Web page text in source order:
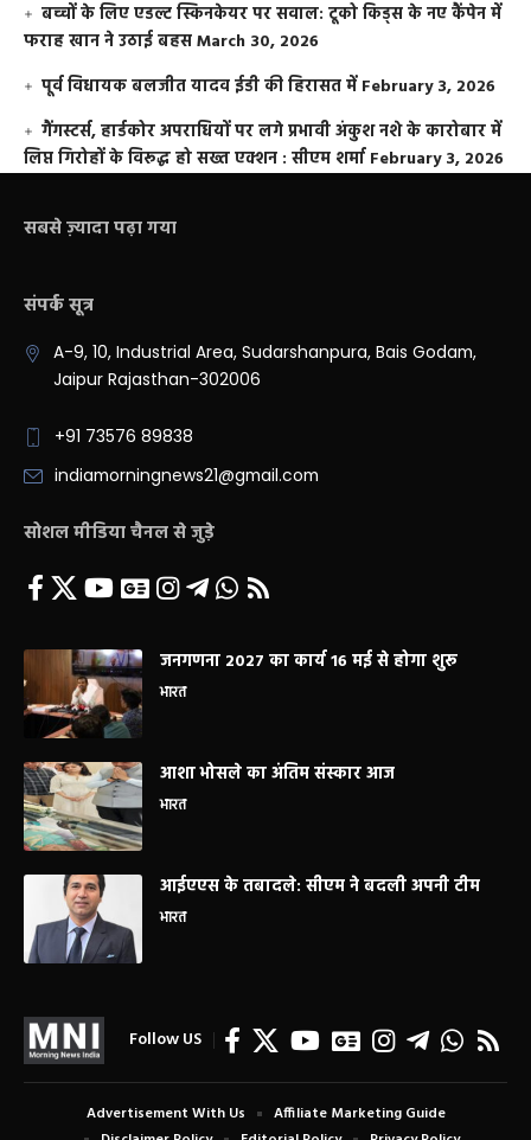
बच्चों के लिए एडल्ट स्किनकेयर पर सवाल: टूको किड्स के नए कैंपेन में
फराह खान ने उठाई बहसMarch 30, 2026
पूर्व विधायक बलजीत यादव ईडी की हिरासत में February 3, 2026
गैंगस्टर्स, हार्डकोर अपराधियों पर लगे प्रभावी अंकुश नशे के कारोबार में
लिप्त गिरोहों के विरूद्ध हो सख्त एक्शन : सीएम शर्मा February 3, 2026
सबसे ज़्यादा पढ़ा गया
संपर्क सूत्र
A-9, 10, Industrial Area, Sudarshanpura, Bais Godam,
Jaipur Rajasthan-302006
+91 73576 89838
indiamorningnews21@gmail.com
सोशल मीडिया चैनल से जुड़े
जनगणना 2027 का कार्य 16 मई से होगा शुरू
भारत
आशा भोसले का अंतिम संस्कार आज
भारत
आईएएस के तबादले: सीएम ने बदली अपनी टीम
भारत
Follow US
Advertisement With Us
Affiliate Marketing Guide